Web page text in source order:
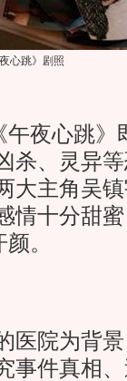
夜心跳》剧照
夜心跳》
杀、灵异
大主角吴
情十分甜
。
院为背景
事件真相